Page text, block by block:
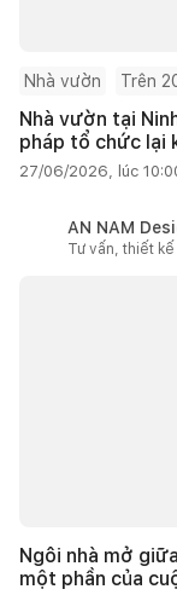
Nhà vườn Trên
Nhà vườn tại
pháp tổ chức lại
27/06/2026, lúc
AN NAM
Tư vấn, thiết
Ngôi nhà mở
một phần của